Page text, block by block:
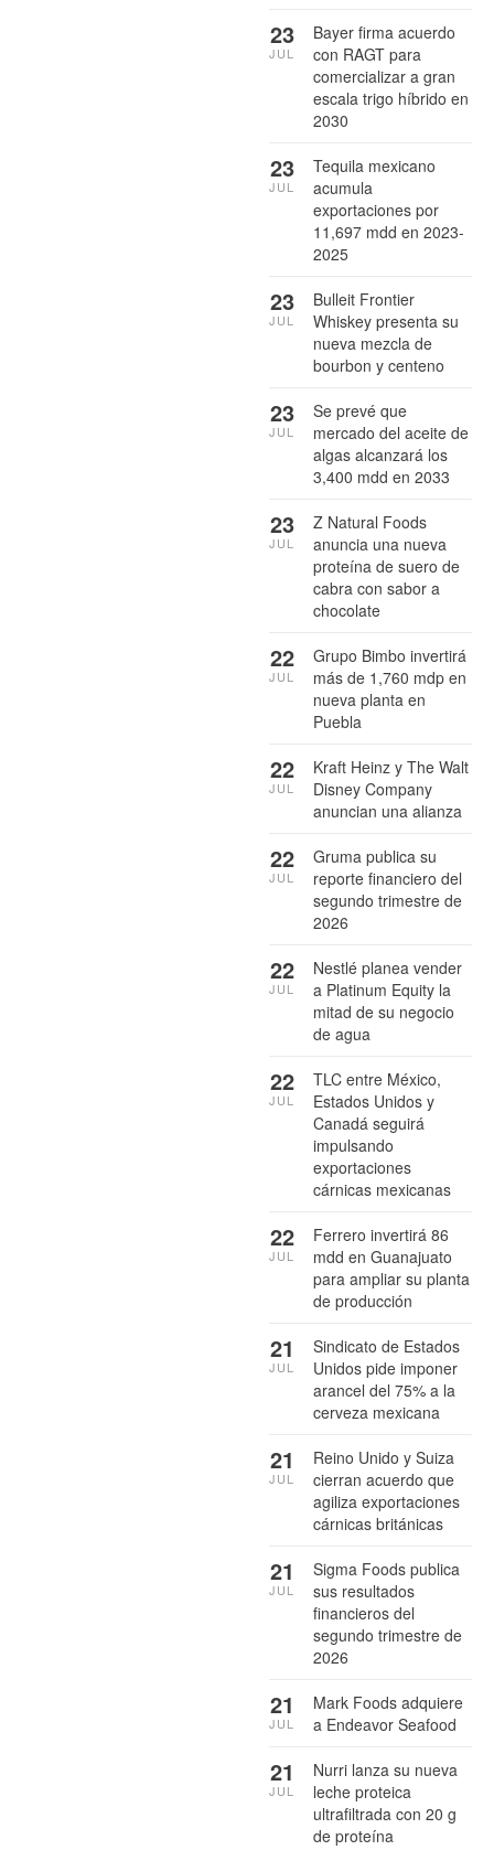
Bayer firma acuerdo
con RAGT para
comercializar a gran
escala trigo híbrido en
2030
23
JUL
Tequila mexicano
acumula
exportaciones por
11,697 mdd en 2023-
2025
23
JUL
Bulleit Frontier
Whiskey presenta su
nueva mezcla de
bourbon y centeno
23
JUL
Se prevé que
mercado del aceite de
algas alcanzará los
3,400 mdd en 2033
23
JUL
Z Natural Foods
anuncia una nueva
proteína de suero de
cabra con sabor a
chocolate
23
JUL
Grupo Bimbo invertirá
más de 1,760 mdp en
nueva planta en
Puebla
22
JUL
Kraft Heinz y The Walt
Disney Company
anuncian una alianza
22
JUL
Gruma publica su
reporte financiero del
segundo trimestre de
2026
22
JUL
Nestlé planea vender
a Platinum Equity la
mitad de su negocio
de agua
22
JUL
TLC entre México,
Estados Unidos y
Canadá seguirá
impulsando
exportaciones
cárnicas mexicanas
22
JUL
Ferrero invertirá 86
mdd en Guanajuato
para ampliar su planta
de producción
22
JUL
Sindicato de Estados
Unidos pide imponer
arancel del 75% a la
cerveza mexicana
21
JUL
Reino Unido y Suiza
cierran acuerdo que
agiliza exportaciones
cárnicas británicas
21
JUL
Sigma Foods publica
sus resultados
financieros del
segundo trimestre de
2026
21
JUL
Mark Foods adquiere
a Endeavor Seafood
21
JUL
Nurri lanza su nueva
leche proteica
ultrafiltrada con 20 g
de proteína
21
JUL